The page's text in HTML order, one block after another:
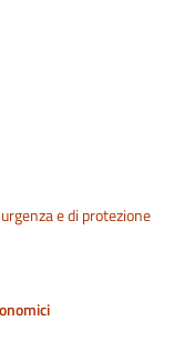
e di protezione